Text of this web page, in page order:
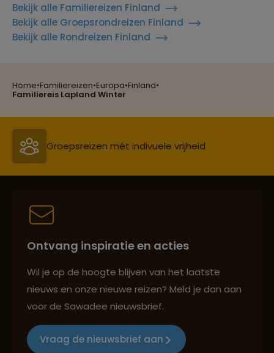
Home•Familiereizen•Europa•Finland•
Familiereis Lapland Winter
Bekijk alle Familiereizen Finland
Bekijk alle Groepsrondreizen Finland
Bekijk alle Rondreizen Finland
Reizen met oog voor mens, cultuur en milieu
Groepsreizen mét indivuele vrijheid
Persoonlijk en deskundig reisadvies
Reizen met oog voor mens, cultuur en milieu
Ontvang inspiratie en acties
Wil je op de hoogte blijven van het laatste
nieuws en onze nieuwe reizen? Meld je dan aan
voor de Sawadee nieuwsbrief.
Vraag de nieuwsbrief aan